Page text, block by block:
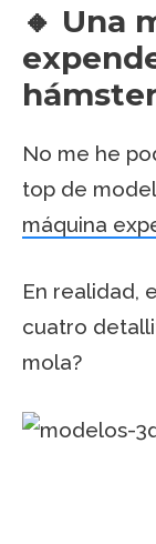
🔸 Una
No me he
top de
máquina
En realidad,
cuatro
mola?